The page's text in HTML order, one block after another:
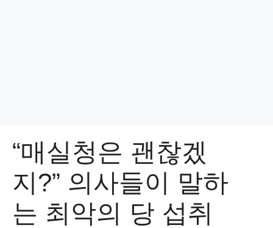
“매실청은 괜찮겠
지?” 의사들이 말하
는 최악의 당 섭취